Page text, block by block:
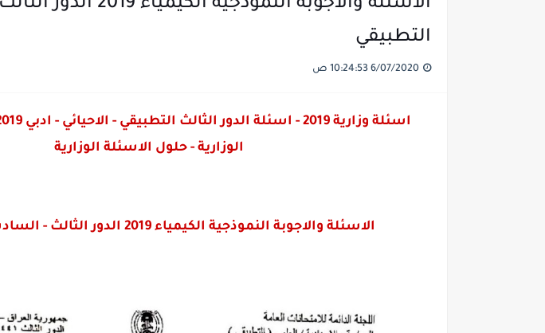
الاسئلة والاجوبة النموذجية
التطبيقي
الوزارية - حلول الاسئلة الوزارية
الاسئلة والاجوبة النموذجية الكيمياء 2019 الدور الثالث - السادس التطبيقي